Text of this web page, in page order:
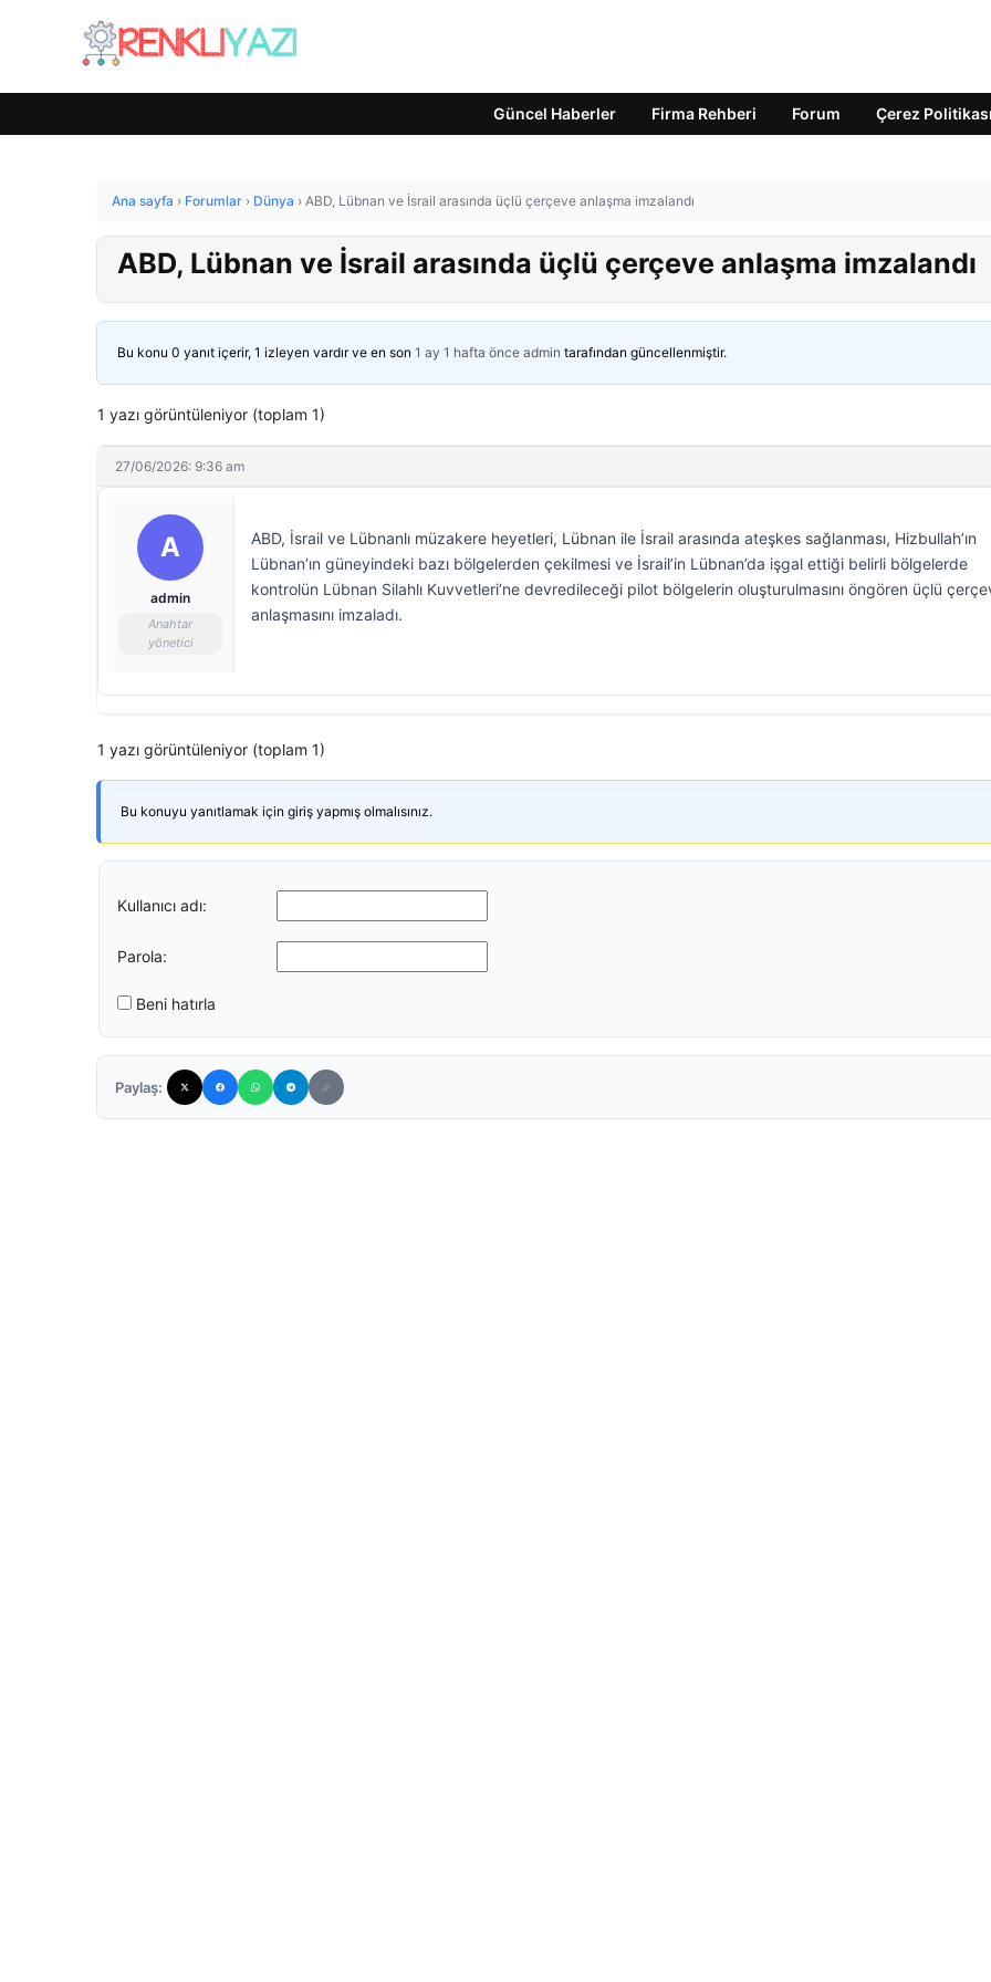
Güncel Haberler Firma Rehberi Forum Çerez Politikası
Ana sayfa › Forumlar › Dünya › ABD, Lübnan ve İsrail arasında üçlü çerçeve anlaşma imzalandı
ABD, Lübnan ve İsrail arasında üçlü çerçeve anlaşma imzalandı
Bu konu 0 yanıt içerir, 1 izleyen vardır ve en son 1 ay 1 hafta önce admin tarafından güncellenmiştir.
1 yazı görüntüleniyor (toplam 1)
27/06/2026: 9:36 am
A
admin
Anahtar
yönetici
ABD, İsrail ve Lübnanlı müzakere heyetleri, Lübnan ile İsrail arasında ateşkes sağlanması, Hizbullah’ın
Lübnan’ın güneyindeki bazı bölgelerden çekilmesi ve İsrail’in Lübnan’da işgal ettiği belirli bölgelerde
kontrolün Lübnan Silahlı Kuvvetleri’ne devredileceği pilot bölgelerin oluşturulmasını öngören üçlü
anlaşmasını imzaladı.
1 yazı görüntüleniyor (toplam 1)
Bu konuyu yanıtlamak için giriş yapmış olmalısınız.
Kullanıcı adı:
Parola:
Beni hatırla
Paylaş: